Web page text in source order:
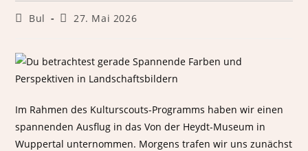
Bul 27. Mai 2026
Im Rahmen des Kulturscouts-Programms haben wir einen
spannenden Ausflug in das Von der Heydt-Museum in
Wuppertal unternommen. Morgens trafen wir uns zunächst